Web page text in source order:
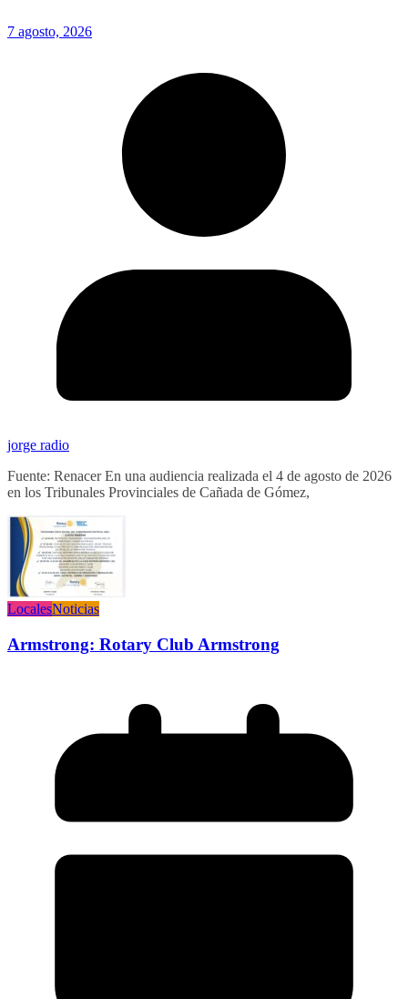
7 agosto, 2026
jorge radio
Fuente: Renacer En una audiencia realizada el 4 de agosto de 2026
en los Tribunales Provinciales de Cañada de Gómez,
LocalesNoticias
Armstrong: Rotary Club Armstrong